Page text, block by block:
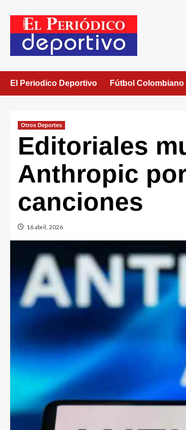
El Periodico Deportivo Fútbol Colombiano
Otros Deportes
Editoriales
Anthropic
canciones
16 abril, 2026